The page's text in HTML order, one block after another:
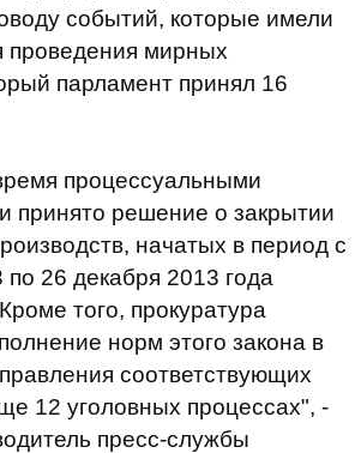
событий, которые имели
проведения мирных
парламент принял 16
процессуальными
принято решение о закрытии
начатых в период с
26 декабря 2013 года
того, прокуратура
норм этого закона в
соответствующих
12 уголовных процессах", -
пресс-службы